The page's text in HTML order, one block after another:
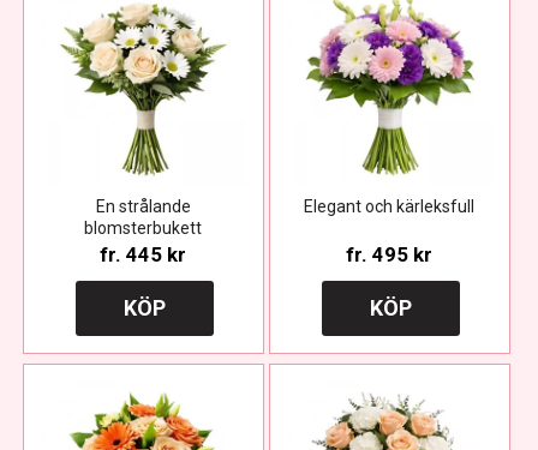
En strålande
blomsterbukett
fr. 445 kr
KÖP
Elegant och kärleksfull
fr. 495 kr
KÖP